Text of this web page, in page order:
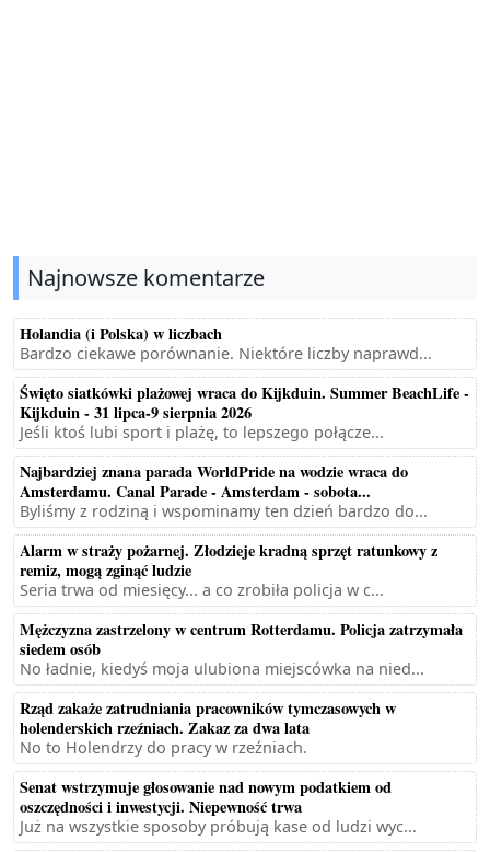
Najnowsze komentarze
Holandia (i Polska) w liczbach
Bardzo ciekawe porównanie. Niektóre liczby naprawd...
Święto siatkówki plażowej wraca do Kijkduin. Summer BeachLife -
Kijkduin - 31 lipca-9 sierpnia 2026
Jeśli ktoś lubi sport i plażę, to lepszego połącze...
Najbardziej znana parada WorldPride na wodzie wraca do
Amsterdamu. Canal Parade - Amsterdam - sobota...
Byliśmy z rodziną i wspominamy ten dzień bardzo do...
Alarm w straży pożarnej. Złodzieje kradną sprzęt ratunkowy z
remiz, mogą zginąć ludzie
Seria trwa od miesięcy... a co zrobiła policja w c...
Mężczyzna zastrzelony w centrum Rotterdamu. Policja zatrzymała
siedem osób
No ładnie, kiedyś moja ulubiona miejscówka na nied...
Rząd zakaże zatrudniania pracowników tymczasowych w
holenderskich rzeźniach. Zakaz za dwa lata
No to Holendrzy do pracy w rzeźniach.
Senat wstrzymuje głosowanie nad nowym podatkiem od
oszczędności i inwestycji. Niepewność trwa
Już na wszystkie sposoby próbują kase od ludzi wyc...